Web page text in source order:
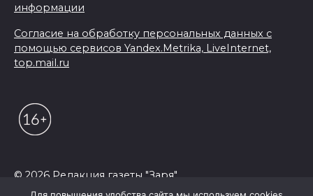
информации
Согласие на обработку персональных данных с
помощью сервисов Yandex.Metrika, LiveInternet,
top.mail.ru
© 2026 Редакция газеты "Заря"